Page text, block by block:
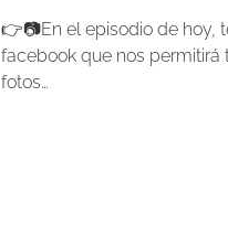
👉📷En el episodio de hoy,
facebook que nos permitirá
fotos…